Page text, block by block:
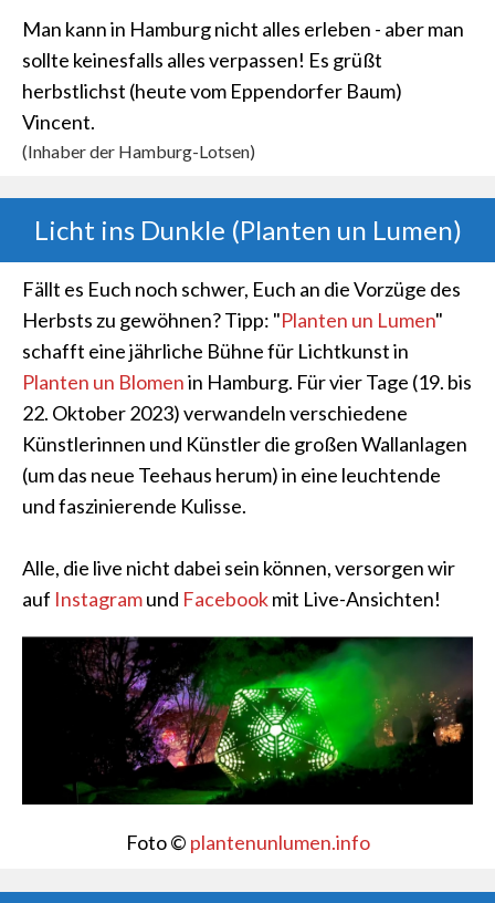
Man kann in Hamburg nicht alles erleben - aber man
sollte keinesfalls alles verpassen! Es grüßt
herbstlichst (heute vom Eppendorfer Baum)
Vincent.
(Inhaber der Hamburg-Lotsen)
Licht ins Dunkle (Planten un Lumen)
Fällt es Euch noch schwer, Euch an die Vorzüge des
Herbsts zu gewöhnen? Tipp: "Planten un Lumen"
schafft eine jährliche Bühne für Lichtkunst in
Planten un Blomenin Hamburg. Für vier Tage (19. bis
22. Oktober 2023) verwandeln verschiedene
Künstlerinnen und Künstler die großen Wallanlagen
(um das neue Teehaus herum) in eine leuchtende
und faszinierende Kulisse.
Alle, die live nicht dabei sein können, versorgen wir
auf Instagramund Facebookmit Live-Ansichten!
Foto © plantenunlumen.info